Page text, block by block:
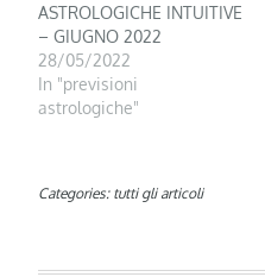
ASTROLOGICHE INTUITIVE
– GIUGNO 2022
28/05/2022
In "previsioni
astrologiche"
Categories: tutti gli articoli